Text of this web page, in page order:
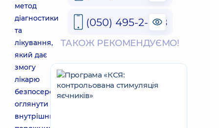
метод
діагностики
та
лікування,
який дає
змогу
лікарю
безпосередньо
оглянути
внутрішню
(050) 495-2-888
ТАКОЖ РЕКОМЕНДУЄМО!